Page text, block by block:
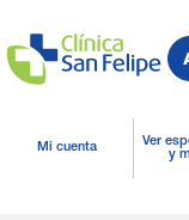
Mi cuenta
Ver
y